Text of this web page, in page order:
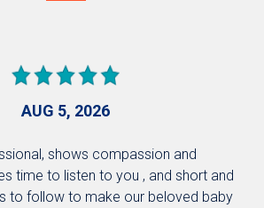
AUG 5, 2026
shows compassion and
time to listen to you , and short and
to follow to make our beloved baby